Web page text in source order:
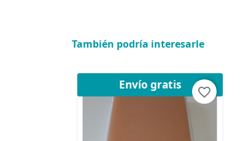
También podría interesarle
Envío gratis
favorite_border